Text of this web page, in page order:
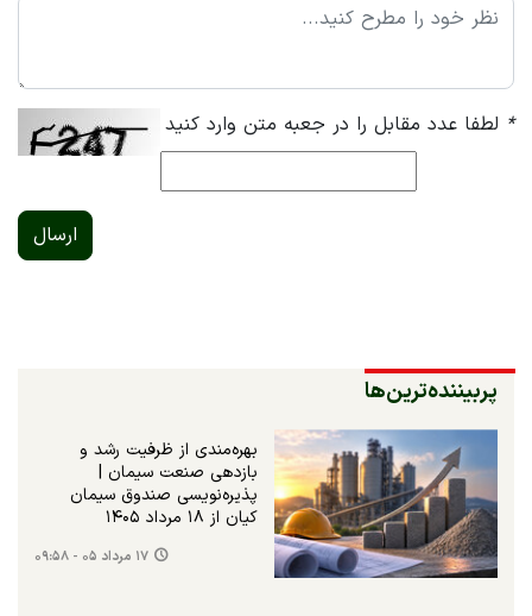
* لطفا عدد مقابل را در جعبه متن وارد کنید
ارسال
پربیننده‌ترین‌ها
بهره‌مندی از ظرفیت رشد و
بازدهی صنعت سیمان |
پذیره‌نویسی صندوق سیمان
کیان از ۱۸ مرداد ۱۴۰۵
۱۷ مرداد ۰۵ - ۰۹:۵۸